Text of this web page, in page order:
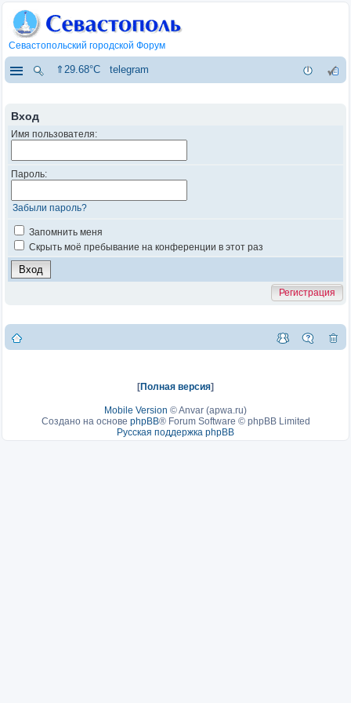
Севастопольский городской Форум
⇑29.68°C telegram
Вход
Имя пользователя:
Пароль:
Забыли пароль?
Запомнить меня
Скрыть моё пребывание на конференции в этот раз
Регистрация
[Полная версия]
Mobile Version ©Anvar (apwa.ru)
Создано на основе phpBB® Forum Software © phpBB Limited
Русская поддержка phpBB